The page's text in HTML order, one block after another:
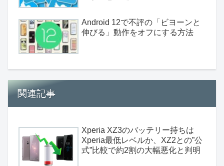
Android 12で不評の「ビヨーンと
伸びる」動作をオフにする方法
関連記事
Xperia XZ3のバッテリー持ちは
Xperia最低レベルか、XZ2との”公
式”比較で約2割の大幅悪化と判明